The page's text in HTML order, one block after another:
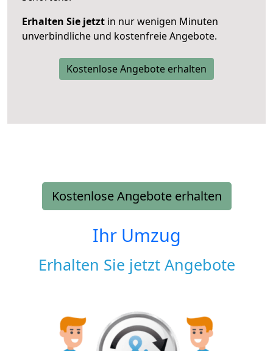
Erhalten Sie jetzt in nur wenigen Minuten
unverbindliche und kostenfreie Angebote.
Kostenlose Angebote erhalten
Kostenlose Angebote erhalten
Ihr Umzug
Erhalten Sie jetzt Angebote